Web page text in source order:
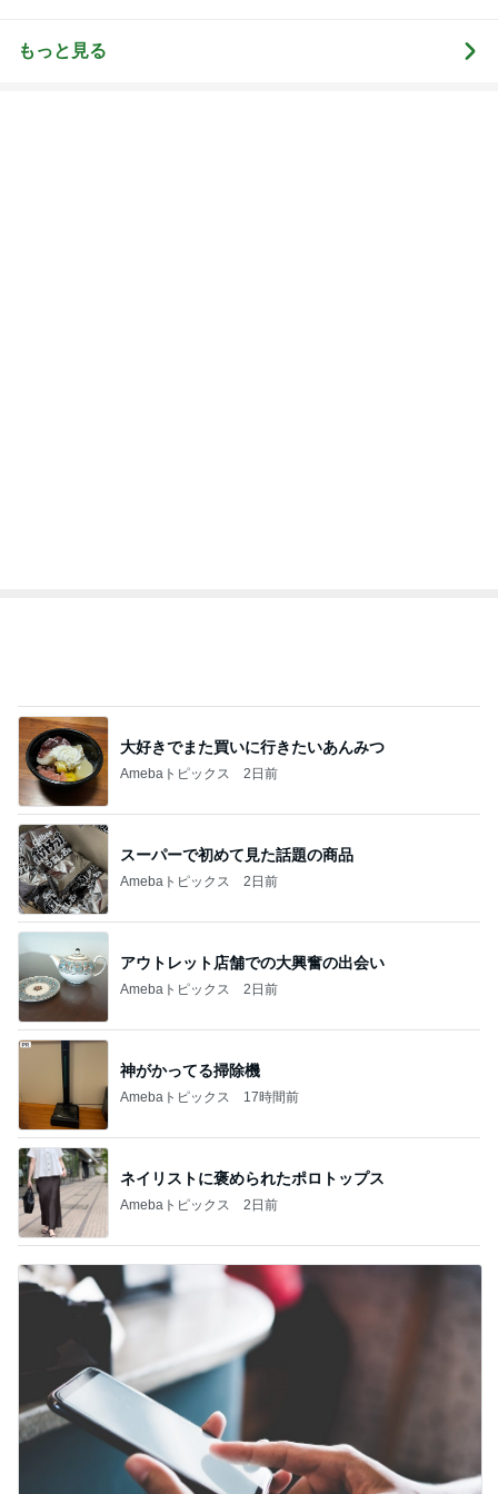
もっと見る
買うか悩んで朝を迎えたら完売
Amebaトピックス
記事を読む
トップブロガーランキング
インテリア&DIY
おうちと暮らしのレシ
ピ 〜HOME&LIFE〜
yuki (ドキ子）
ほんとうに必要な物し
か持たない暮らし◆Ke
2
日曜日は９時まで
い。